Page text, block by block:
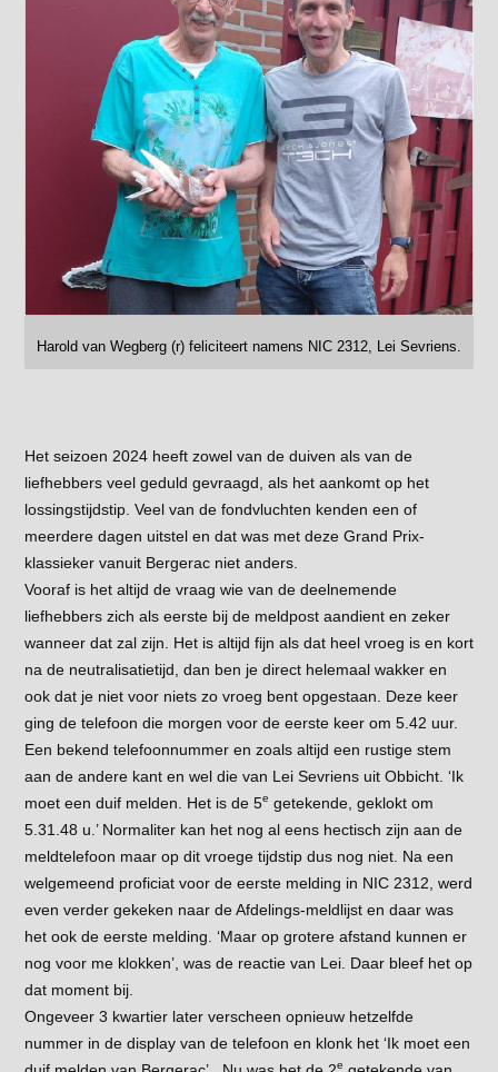
Harold van Wegberg (r) feliciteert namens NIC 2312, Lei Sevriens.
Het seizoen 2024 heeft zowel van de duiven als van de
liefhebbers veel geduld gevraagd, als het aankomt op het
lossingstijdstip. Veel van de fondvluchten kenden een of
meerdere dagen uitstel en dat was met deze Grand Prix-
klassieker vanuit Bergerac niet anders.
Vooraf is het altijd de vraag wie van de deelnemende
liefhebbers zich als eerste bij de meldpost aandient en zeker
wanneer dat zal zijn. Het is altijd fijn als dat heel vroeg is en kort
na de neutralisatietijd, dan ben je direct helemaal wakker en
ook dat je niet voor niets zo vroeg bent opgestaan. Deze keer
ging de telefoon die morgen voor de eerste keer om 5.42 uur.
Een bekend telefoonnummer en zoals altijd een rustige stem
aan de andere kant en wel die van Lei Sevriens uit Obbicht. ‘Ik
moet een duif melden. Het is de 5e getekende, geklokt om
5.31.48 u.’ Normaliter kan het nog al eens hectisch zijn aan de
meldtelefoon maar op dit vroege tijdstip dus nog niet. Na een
welgemeend proficiat voor de eerste melding in NIC 2312, werd
even verder gekeken naar de Afdelings-meldlijst en daar was
het ook de eerste melding. ‘Maar op grotere afstand kunnen er
nog voor me klokken’, was de reactie van Lei. Daar bleef het op
dat moment bij.
Ongeveer 3 kwartier later verscheen opnieuw hetzelfde
nummer in de display van de telefoon en klonk het ‘Ik moet een
e